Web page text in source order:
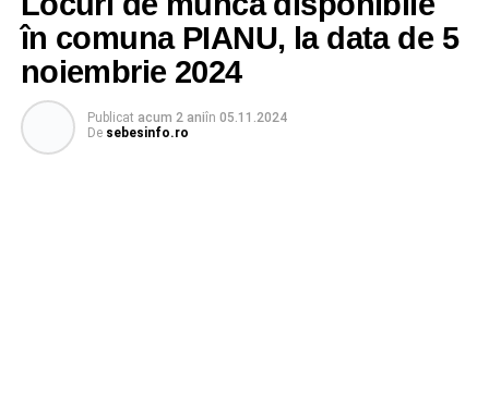
în comuna PIANU, la data de 5
noiembrie 2024
Publicat acum 2 aniîn 05.11.2024
De sebesinfo.ro